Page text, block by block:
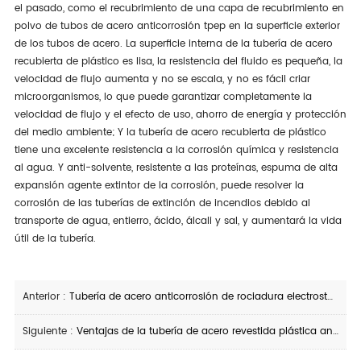
el pasado, como el recubrimiento de una capa de recubrimiento en
polvo de tubos de acero anticorrosión tpep en la superficie exterior
de los tubos de acero. La superficie interna de la tubería de acero
recubierta de plástico es lisa, la resistencia del fluido es pequeña, la
velocidad de flujo aumenta y no se escala, y no es fácil criar
microorganismos, lo que puede garantizar completamente la
velocidad de flujo y el efecto de uso, ahorro de energía y protección
del medio ambiente; Y la tubería de acero recubierta de plástico
tiene una excelente resistencia a la corrosión química y resistencia
al agua. Y anti-solvente, resistente a las proteínas, espuma de alta
expansión agente extintor de la corrosión, puede resolver la
corrosión de las tuberías de extinción de incendios debido al
transporte de agua, entierro, ácido, álcali y sal, y aumentará la vida
útil de la tubería.
Anterior : Tubería de acero anticorrosión de rociadura electrostática del polvo de epoxy
Siguiente : Ventajas de la tubería de acero revestida plástica anticorrosión del polvo de epoxy